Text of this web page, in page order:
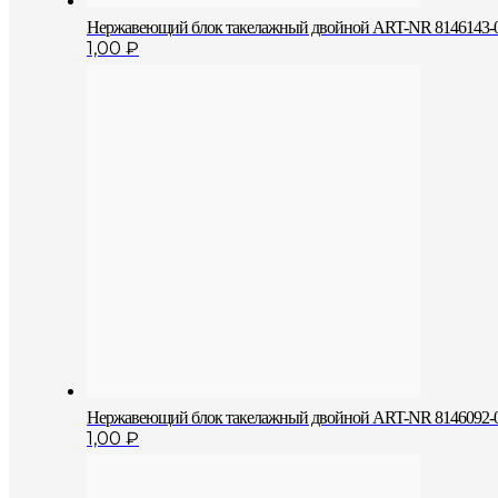
Нержавеющий блок такелажный двойной ART-NR
1,00 ₽
Нержавеющий блок такелажный двойной ART-NR
1,00 ₽